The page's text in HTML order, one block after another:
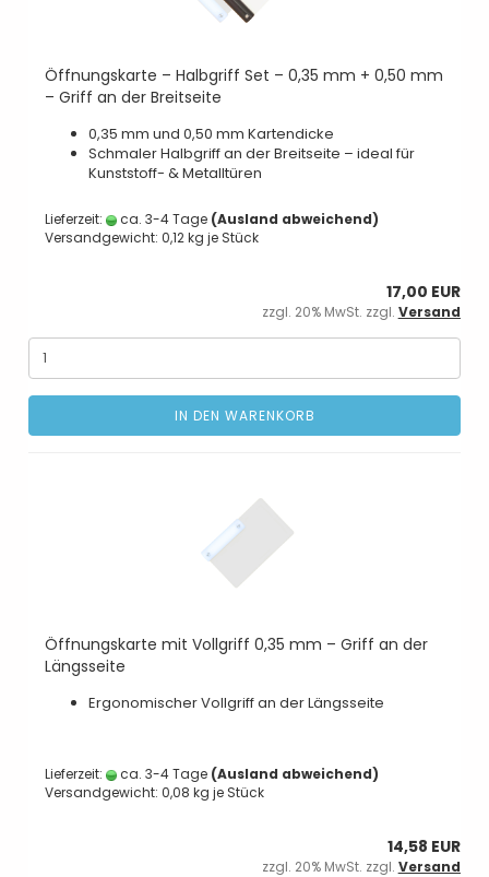
Öffnungskarte – Halbgriff Set – 0,35 mm + 0,50 mm
– Griff an der Breitseite
0,35 mm und 0,50 mm Kartendicke
Schmaler Halbgriff an der Breitseite – ideal für
Kunststoff- & Metalltüren
Lieferzeit: ca. 3-4 Tage (Ausland abweichend)
Versandgewicht:0,12kg je Stück
17,00 EUR
zzgl. 20% MwSt. zzgl. Versand
IN DEN WARENKORB
Öffnungskarte mit Vollgriff 0,35 mm – Griff an der
Längsseite
Ergonomischer Vollgriff an der Längsseite
Lieferzeit: ca. 3-4 Tage (Ausland abweichend)
Versandgewicht:0,08 kg je Stück
14,58 EUR
zzgl. 20% MwSt. zzgl. Versand